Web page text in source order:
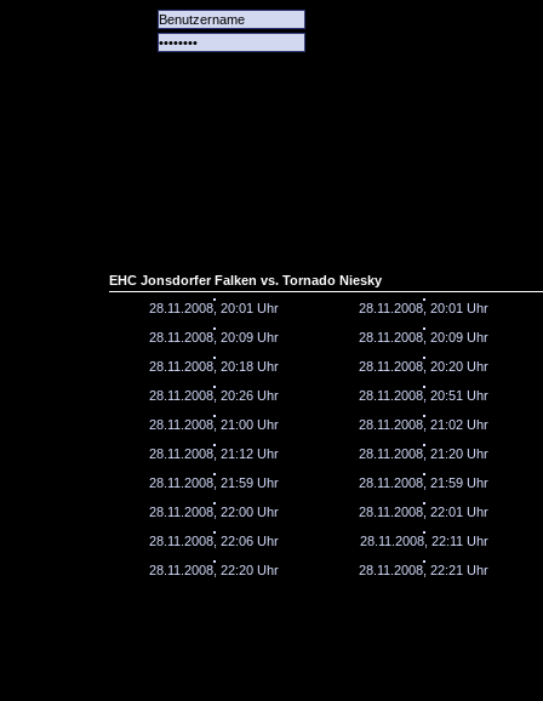
EHC Jonsdorfer Falken vs. Tornado Niesky
28.11.2008, 20:01 Uhr
28.11.2008, 20:01 Uhr
28.11.2008, 20:09 Uhr
28.11.2008, 20:09 Uhr
28.11.2008, 20:18 Uhr
28.11.2008, 20:20 Uhr
28.11.2008, 20:26 Uhr
28.11.2008, 20:51 Uhr
28.11.2008, 21:00 Uhr
28.11.2008, 21:02 Uhr
28.11.2008, 21:12 Uhr
28.11.2008, 21:20 Uhr
28.11.2008, 21:59 Uhr
28.11.2008, 21:59 Uhr
28.11.2008, 22:00 Uhr
28.11.2008, 22:01 Uhr
28.11.2008, 22:06 Uhr
28.11.2008, 22:11 Uhr
28.11.2008, 22:20 Uhr
28.11.2008, 22:21 Uhr